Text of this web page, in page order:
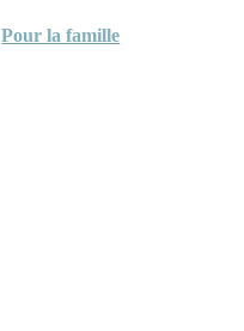
Pour la famille